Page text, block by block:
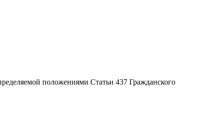
положениями Статьи 437 Гражданского